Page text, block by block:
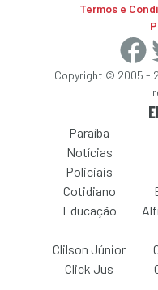
Termos e
Copyright © 2005 -
Paraíba
Notícias
Policiais
Cotidiano
Educação
Clilson Júnior
Click Jus